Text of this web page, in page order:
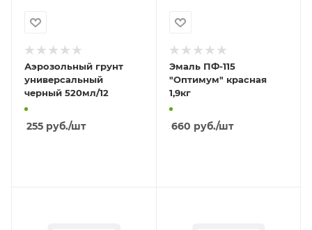
Аэрозольный грунт
универсальный
черный 520мл/12
255 руб./шт
Эмаль ПФ-115
"Оптимум" красная
1,9кг
660 руб./шт